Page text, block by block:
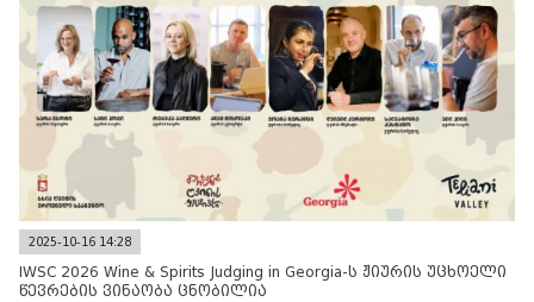
2025-10-16 14:28
IWSC 2026 Wine & Spirits Judging in Georgia-ს ჟიურის უცხოელი
წევრების ვინაობა ცნობილია